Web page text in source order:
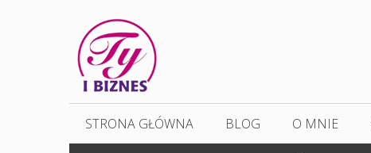
STRONA GŁÓWNA BLOG O MNIE